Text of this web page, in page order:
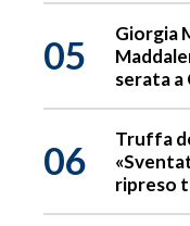
05
Giorgia
serata a
06
Truffa
ripreso